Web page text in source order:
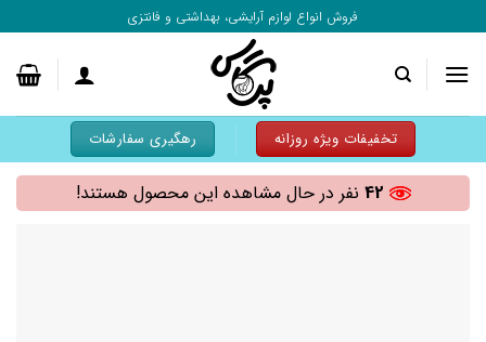
محتوا
بروید
فروش انواع لوازم آرایشی، بهداشتی و فانتزی
تخفیفات ویژه روزانه رهگیری سفارشات
42 نفر در حال مشاهده این محصول هستند!